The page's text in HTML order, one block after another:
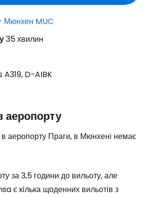
Мюнхен MUC
35 хвилин
A319, D-AIBK
аеропорту
в аеропорту Праги, в Мюнхені немає
за 3,5 години до вильоту, але
є кілька щоденних вильотів з